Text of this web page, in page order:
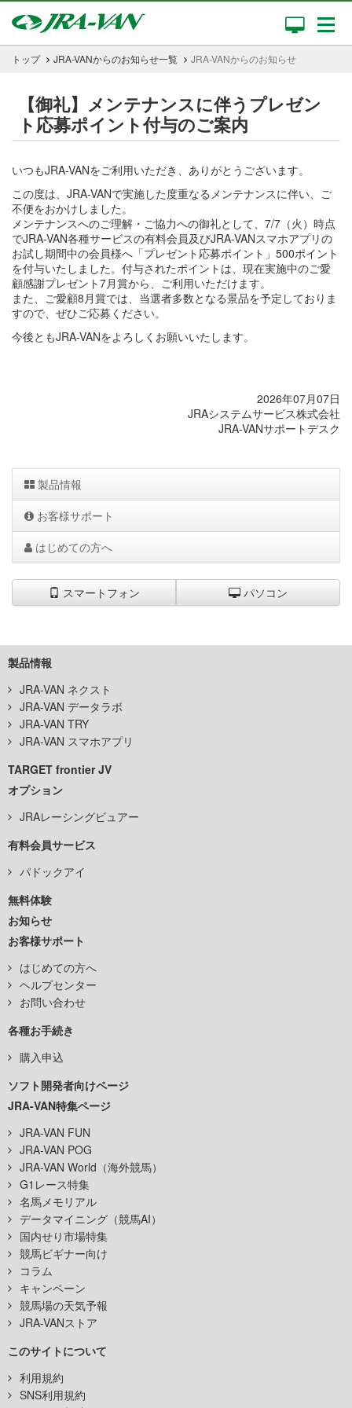
トップ JRA-VANからのお知らせ一覧 JRA-VANからのお知らせ
【御礼】メンテナンスに伴うプレゼン
ト応募ポイント付与のご案内
いつもJRA-VANをご利用いただき、ありがとうございます。
この度は、JRA-VANで実施した度重なるメンテナンスに伴い、ご
不便をおかけしました。
メンテナンスへのご理解・ご協力への御礼として、7/7（火）時点
でJRA-VAN各種サービスの有料会員及びJRA-VANスマホアプリの
お試し期間中の会員様へ「プレゼント応募ポイント」500ポイント
を付与いたしました。付与されたポイントは、現在実施中のご愛
顧感謝プレゼント7月賞から、ご利用いただけます。
また、ご愛顧8月賞では、当選者多数となる景品を予定しておりま
すので、ぜひご応募ください。
今後ともJRA-VANをよろしくお願いいたします。
2026年07月07日
JRAシステムサービス株式会社
JRA-VANサポートデスク
製品情報
お客様サポート
はじめての方へ
スマートフォン パソコン
製品情報
JRA-VAN ネクスト
JRA-VAN データラボ
JRA-VAN TRY
JRA-VAN スマホアプリ
TARGET frontier JV
オプション
JRAレーシングビュアー
有料会員サービス
パドックアイ
無料体験
お知らせ
お客様サポート
はじめての方へ
ヘルプセンター
お問い合わせ
各種お手続き
購入申込
ソフト開発者向けページ
JRA-VAN特集ページ
JRA-VAN FUN
JRA-VAN POG
JRA-VAN World（海外競馬）
G1レース特集
名馬メモリアル
データマイニング（競馬AI）
国内せり市場特集
競馬ビギナー向け
コラム
キャンペーン
競馬場の天気予報
JRA-VANストア
このサイトについて
利用規約
SNS利用規約